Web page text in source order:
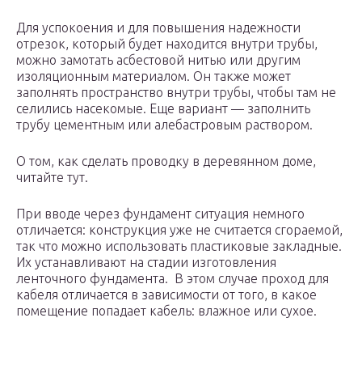
Для успокоения и для повышения надежности
отрезок, который будет находится внутри трубы,
можно замотать асбестовой нитью или другим
изоляционным материалом. Он также может
заполнять пространство внутри трубы, чтобы там не
селились насекомые. Еще вариант — заполнить
трубу цементным или алебастровым раствором.
О том, как сделать проводку в деревянном доме,
читайте тут.
При вводе через фундамент ситуация немного
отличается: конструкция уже не считается сгораемой,
так что можно использовать пластиковые закладные.
Их устанавливают на стадии изготовления
ленточного фундамента. В этом случае проход для
кабеля отличается в зависимости от того, в какое
помещение попадает кабель: влажное или сухое.